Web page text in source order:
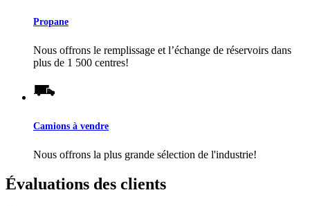
Propane
Nous offrons le remplissage et l’échange de réservoirs dans
plus de 1 500 centres!
Camions à vendre
Nous offrons la plus grande sélection de l'industrie!
Évaluations des clients